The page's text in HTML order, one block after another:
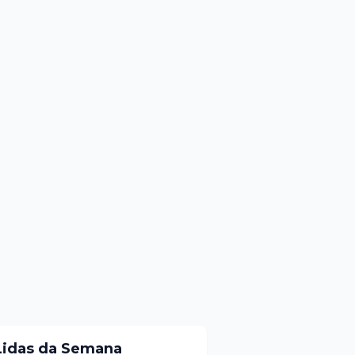
da Semana